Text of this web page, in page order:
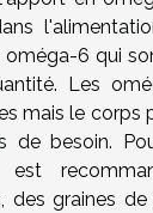
oméga-6 qui
Les
mais le corps
de besoin.
est
des graines